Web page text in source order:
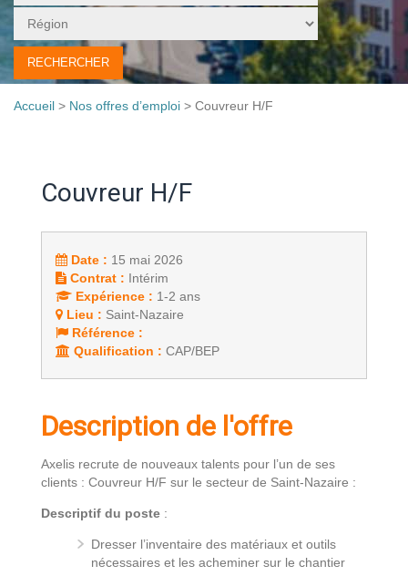
Accueil > Nos offres d’emploi > Couvreur H/F
Couvreur H/F
Date : 15 mai 2026
Contrat : Intérim
Expérience : 1-2 ans
Lieu : Saint-Nazaire
Référence :
Qualification : CAP/BEP
Description de l'offre
Axelis recrute de nouveaux talents pour l’un de ses
clients : Couvreur H/F sur le secteur de Saint-Nazaire :
Descriptif du poste :
Dresser l’inventaire des matériaux et outils
nécessaires et les acheminer sur le chantier